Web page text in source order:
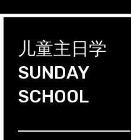
儿童主日学
SUNDAY
SCHOOL